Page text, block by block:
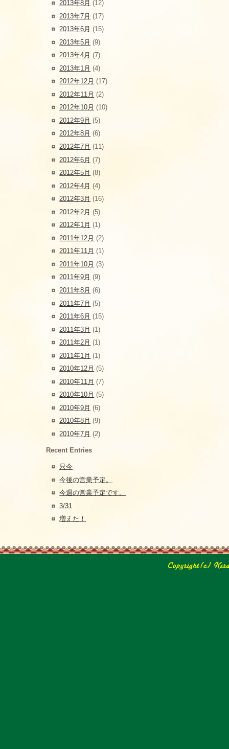
2013年8月 (12)
2013年7月 (17)
2013年6月 (15)
2013年5月 (9)
2013年4月 (7)
2013年1月 (4)
2012年12月 (17)
2012年11月 (2)
2012年10月 (10)
2012年9月 (5)
2012年8月 (6)
2012年7月 (11)
2012年6月 (7)
2012年5月 (8)
2012年4月 (4)
2012年3月 (16)
2012年2月 (5)
2012年1月 (1)
2011年12月 (2)
2011年11月 (1)
2011年10月 (3)
2011年9月 (9)
2011年8月 (6)
2011年7月 (5)
2011年6月 (15)
2011年3月 (1)
2011年2月 (1)
2011年1月 (1)
2010年12月 (5)
2010年11月 (7)
2010年10月 (5)
2010年9月 (6)
2010年8月 (9)
2010年7月 (2)
Recent Entries
只今
今後の営業予定。
今週の営業予定です。
3/31
増えた！